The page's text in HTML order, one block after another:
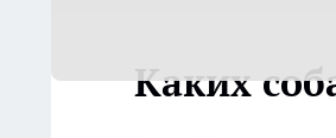
Каких